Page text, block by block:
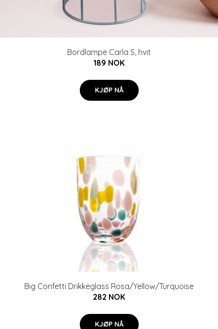
Bordlampe Carla S, hvit
189 NOK
KJØP NÅ
Big Confetti Drikkeglass Rosa/Yellow/Turquoise
282 NOK
KJØP NÅ